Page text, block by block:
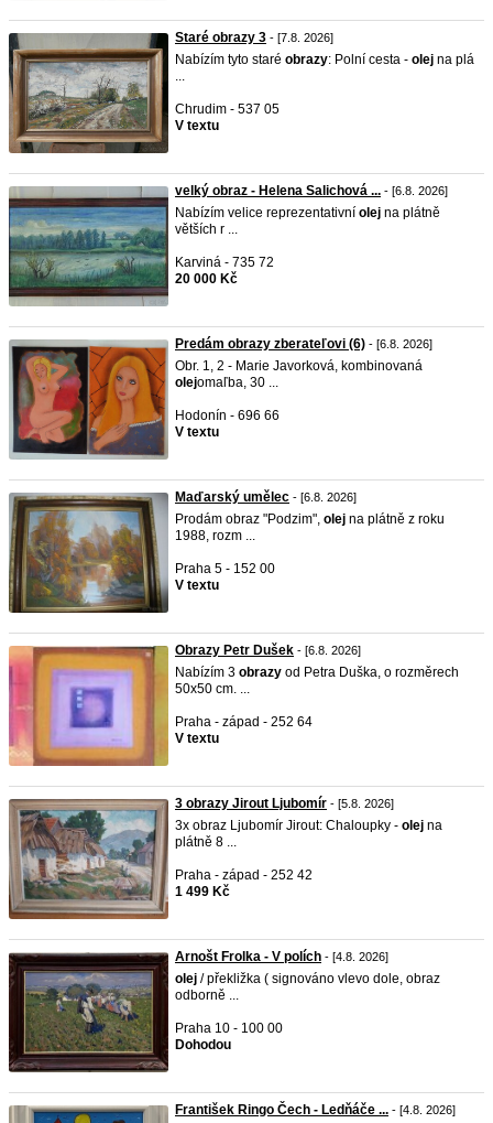
Staré obrazy 3 - [7.8. 2026]
Nabízím tyto staré obrazy: Polní cesta - olej na plá
...
Chrudim - 537 05
V textu
velký obraz - Helena Salichová ... - [6.8. 2026]
Nabízím velice reprezentativní olej na plátně
větších r ...
Karviná - 735 72
20 000 Kč
Predám obrazy zberateľovi (6) - [6.8. 2026]
Obr. 1, 2 - Marie Javorková, kombinovaná
olejomaľba, 30 ...
Hodonín - 696 66
V textu
Maďarský umělec - [6.8. 2026]
Prodám obraz "Podzim", olej na plátně z roku
1988, rozm ...
Praha 5 - 152 00
V textu
Obrazy Petr Dušek - [6.8. 2026]
Nabízím 3 obrazy od Petra Duška, o rozměrech
50x50 cm. ...
Praha - západ - 252 64
V textu
3 obrazy Jirout Ljubomír - [5.8. 2026]
3x obraz Ljubomír Jirout: Chaloupky - olej na
plátně 8 ...
Praha - západ - 252 42
1 499 Kč
Arnošt Frolka - V polích - [4.8. 2026]
olej / překližka ( signováno vlevo dole, obraz
odborně ...
Praha 10 - 100 00
Dohodou
František Ringo Čech - Ledňáče ... - [4.8. 2026]